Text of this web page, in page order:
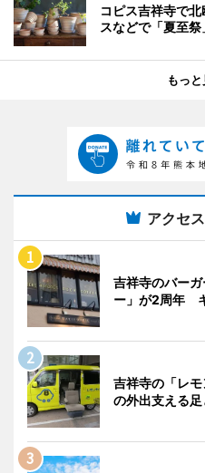
コピス吉祥寺で
スなどで「夏至祭
もっ
アクセ
吉祥寺のバー
ー」が2周年
吉祥寺の「レ
の外出支える